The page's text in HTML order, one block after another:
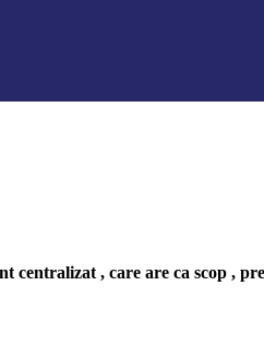
centralizat , care are ca scop ,